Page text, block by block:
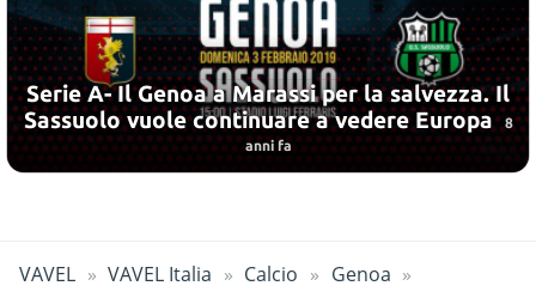
Serie A- Il Genoa a Marassi per la salvezza. Il
Sassuolo vuole continuare a vedere Europa 8
anni fa
VAVEL VAVEL Italia Calcio
Genoa